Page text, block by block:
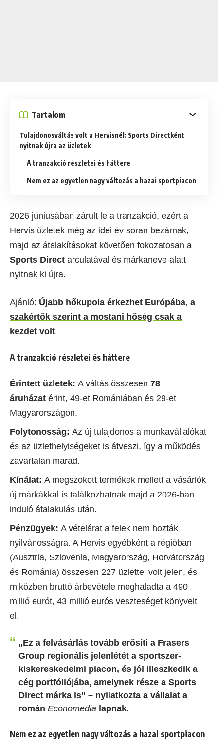
Tartalom
Tulajdonosváltás volt a Hervisnél: Sports Directként
nyitnak újra az üzletek
A tranzakció részletei és háttere
Nem ez az egyetlen nagy változás a hazai sportpiacon
2026 júniusában zárult le a tranzakció, ezért a
Hervis üzletek még az idei év soran bezárnak,
majd az átalakításokat követően fokozatosan a
Sports Direct arculatával és márkaneve alatt
nyitnak ki újra.
Ajánló: Újabb hőkupola érkezhet Európába, a
szakértők szerint a mostani hőség csak a
kezdet volt
A tranzakció részletei és háttere
Érintett üzletek: A váltás összesen 78
áruházat érint, 49-et Romániában és 29-et
Magyarországon.
Folytonosság: Az új tulajdonos a munkavállalókat
és az üzlethelyiségeket is átveszi, így a működés
zavartalan marad.
Kínálat: A megszokott termékek mellett a vásárlók
új márkákkal is találkozhatnak majd a 2026-ban
induló átalakulás után.
Pénzügyek: A vételárat a felek nem hozták
nyilvánosságra. A Hervis egyébként a régióban
(Ausztria, Szlovénia, Magyarország, Horvátország
és Románia) összesen 227 üzlettel volt jelen, és
miközben bruttó árbevétele meghaladta a 490
millió eurót, 43 millió eurós veszteséget könyvelt
el.
„Ez a felvásárlás tovább erősíti a Frasers
Group regionális jelenlétét a sportszer-
kiskereskedelmi piacon, és jól illeszkedik a
cég portfóliójába, amelynek része a Sports
Direct márka is” – nyilatkozta a vállalat a
román Economedia lapnak.
Nem ez az egyetlen nagy változás a hazai sportpiacon